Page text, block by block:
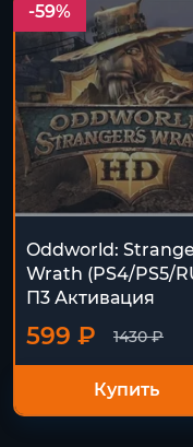
-59%
Oddworld:
Wrath (PS4/PS5/
П3 Активация
1430 ₽
599 ₽
Купить